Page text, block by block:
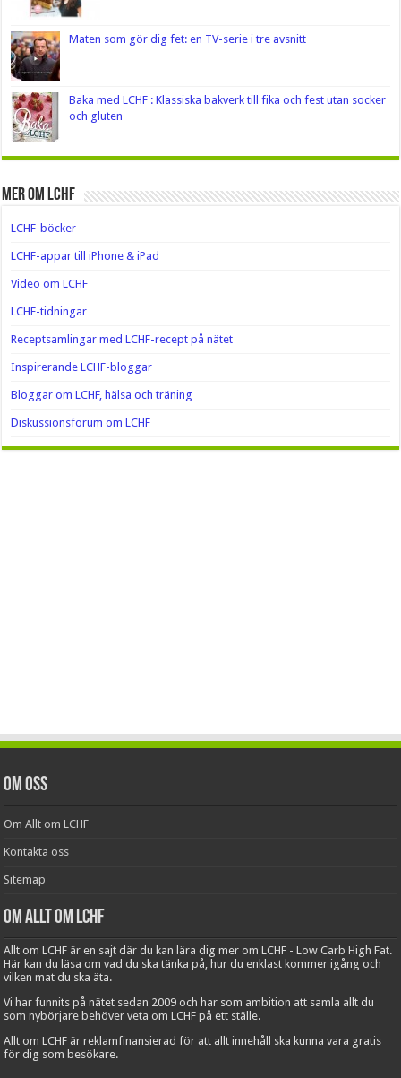
Maten som gör dig fet: en TV-serie i tre avsnitt
Baka med LCHF : Klassiska bakverk till fika och fest utan socker
och gluten
Mer om LCHF
LCHF-böcker
LCHF-appar till iPhone & iPad
Video om LCHF
LCHF-tidningar
Receptsamlingar med LCHF-recept på nätet
Inspirerande LCHF-bloggar
Bloggar om LCHF, hälsa och träning
Diskussionsforum om LCHF
Om oss
Om Allt om LCHF
Kontakta oss
Sitemap
Om Allt om LCHF
Allt om LCHF är en sajt där du kan lära dig mer om LCHF - Low Carb High Fat.
Här kan du läsa om vad du ska tänka på, hur du enklast kommer igång och
vilken mat du ska äta.
Vi har funnits på nätet sedan 2009 och har som ambition att samla allt du
som nybörjare behöver veta om LCHF på ett ställe.
Allt om LCHF är reklamfinansierad för att allt innehåll ska kunna vara gratis
för dig som besökare.